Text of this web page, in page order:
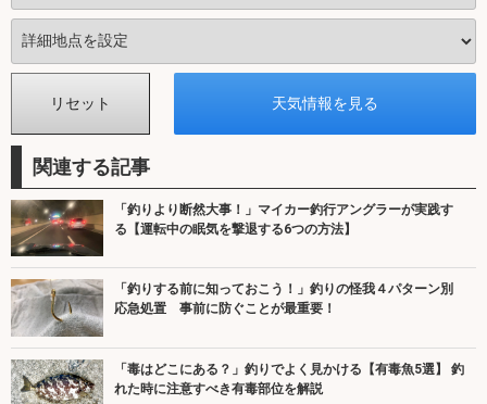
関連する記事
「釣りより断然大事！」マイカー釣行アングラーが実践す
る【運転中の眠気を撃退する6つの方法】
「釣りする前に知っておこう！」釣りの怪我４パターン別
応急処置 事前に防ぐことが最重要！
「毒はどこにある？」釣りでよく見かける【有毒魚5選】 釣
れた時に注意すべき有毒部位を解説